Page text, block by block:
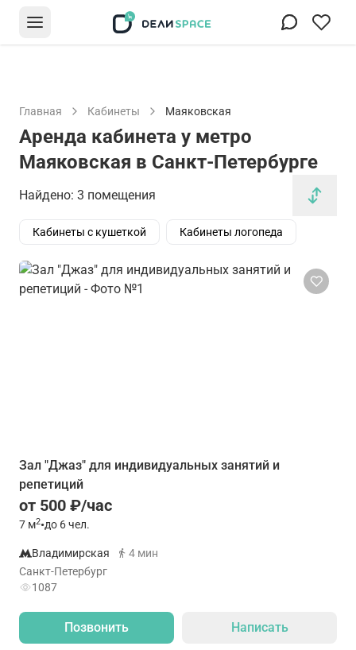
Главная Кабинеты Маяковская
Аренда кабинета у метро
Маяковская в Санкт-Петербурге
Найдено: 3 помещения
Кабинеты с кушеткой Кабинеты логопеда
Зал "Джаз" для индивидуальных занятий и
репетиций
от 500 ₽/час
7 м2•до 6 чел.
Владимирская
4 мин
Санкт-Петербург
1087
Позвонить Написать